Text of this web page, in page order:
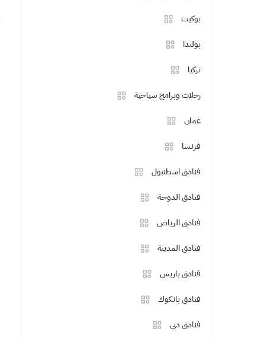
بوكيت
بولندا
تركيا
رحلات وبرامج سياحية
عمان
فرنسا
فنادق اسطنبول
فنادق الدوحة
فنادق الرياض
فنادق المدينة
فنادق باريس
فنادق بانكوك
فنادق دبي